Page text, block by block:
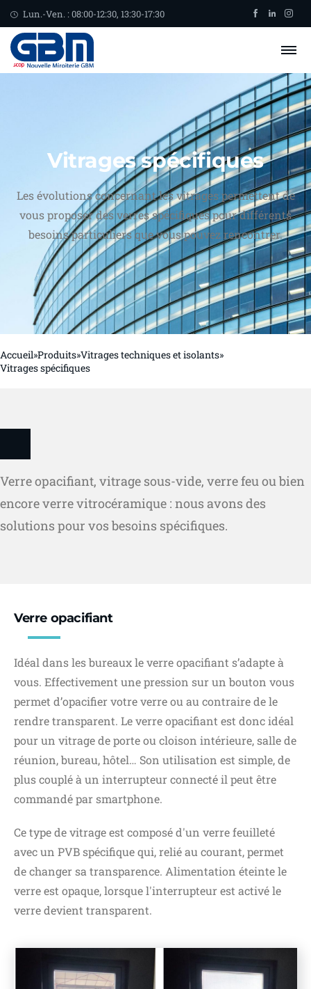
Lun.-Ven. : 08:00-12:30, 13:30-17:30
Vitrages spécifiques
Les évolutions concernant les vitrages permettent de
vous proposer des verres spécifiques pour différents
besoins particuliers que vous pouvez rencontrer.
Accueil»Produits»Vitrages techniques et isolants»
Vitrages spécifiques
Verre opacifiant, vitrage sous-vide, verre feu ou bien
encore verre vitrocéramique : nous avons des
solutions pour vos besoins spécifiques.
Verre opacifiant
Idéal dans les bureaux le verre opacifiant s’adapte à
vous. Effectivement une pression sur un bouton vous
permet d’opacifier votre verre ou au contraire de le
rendre transparent. Le verre opacifiant est donc idéal
pour un vitrage de porte ou cloison intérieure, salle de
réunion, bureau, hôtel… Son utilisation est simple, de
plus couplé à un interrupteur connecté il peut être
commandé par smartphone.
Ce type de vitrage est composé d'un verre feuilleté
avec un PVB spécifique qui, relié au courant, permet
de changer sa transparence. Alimentation éteinte le
verre est opaque, lorsque l'interrupteur est activé le
verre devient transparent.